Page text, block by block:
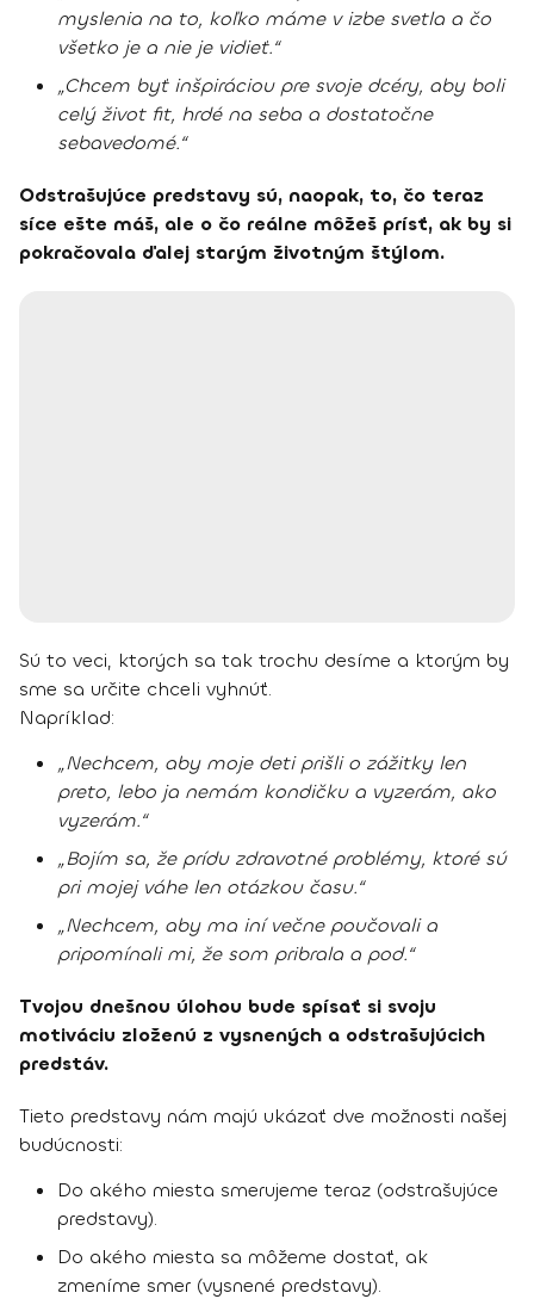
myslenia na to, koľko máme v izbe svetla a čo
všetko je a nie je vidieť.“
„Chcem byť inšpiráciou pre svoje dcéry, aby boli
celý život fit, hrdé na seba a dostatočne
sebavedomé.“
Odstrašujúce predstavy sú, naopak, to, čo teraz
síce ešte máš, ale o čo reálne môžeš prísť, ak by si
pokračovala ďalej starým životným štýlom.
Sú to veci, ktorých sa tak trochu desíme a ktorým by
sme sa určite chceli vyhnúť.
Napríklad:
„Nechcem, aby moje deti prišli o zážitky len
preto, lebo ja nemám kondičku a vyzerám, ako
vyzerám.“
„Bojím sa, že prídu zdravotné problémy, ktoré sú
pri mojej váhe len otázkou času.“
„Nechcem, aby ma iní večne poučovali a
pripomínali mi, že som pribrala a pod.“
Tvojou dnešnou úlohou bude spísať si svoju
motiváciu zloženú z vysnených a odstrašujúcich
predstáv.
Tieto predstavy nám majú ukázať dve možnosti našej
budúcnosti:
Do akého miesta smerujeme teraz (odstrašujúce
predstavy).
Do akého miesta sa môžeme dostať, ak
zmeníme smer (vysnené predstavy).